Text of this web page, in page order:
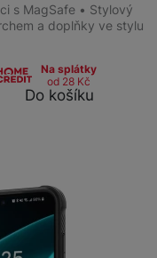
s MagSafe • Stylový
a doplňky ve stylu
Na splátky
od 28 Kč
Do košíku